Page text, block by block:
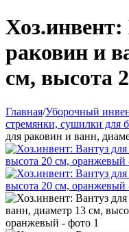
Хоз.инвент:
раковин и
см, высота
Главная/Уборочный
стремянки, сушилки для
для раковин и ванн,